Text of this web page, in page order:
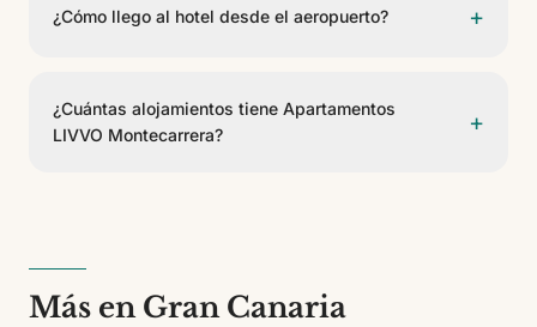
¿Cómo llego al hotel desde el aeropuerto? +
llegar en taxi, transfer privado o coche de alquiler.
¿Cuántas alojamientos tiene Apartamentos
LIVVO Montecarrera?
+
Más en Gran Canaria